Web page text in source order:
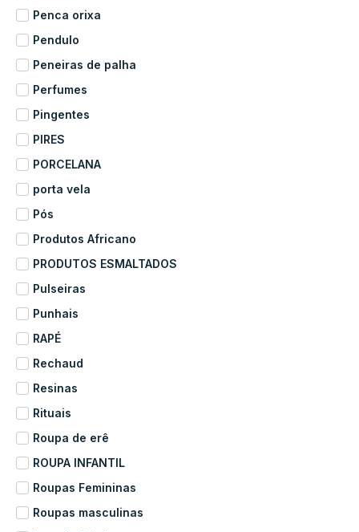
Penca orixa
Pendulo
Peneiras de palha
Perfumes
Pingentes
PIRES
PORCELANA
porta vela
Pós
Produtos Africano
PRODUTOS ESMALTADOS
Pulseiras
Punhais
RAPÉ
Rechaud
Resinas
Rituais
Roupa de erê
ROUPA INFANTIL
Roupas Femininas
Roupas masculinas